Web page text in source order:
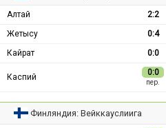
Алтай 2:2
Жетысу
0:4
Кайрат
0:0
Каспий 0:0
пер.
Финляндия: Вейккауслиига